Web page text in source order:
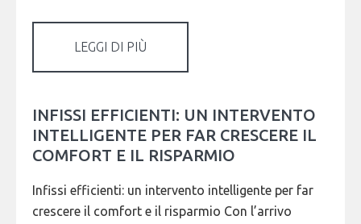
LEGGI DI PIÙ
INFISSI EFFICIENTI: UN INTERVENTO
INTELLIGENTE PER FAR CRESCERE IL
COMFORT E IL RISPARMIO
Infissi efficienti: un intervento intelligente per far
crescere il comfort e il risparmio Con l’arrivo